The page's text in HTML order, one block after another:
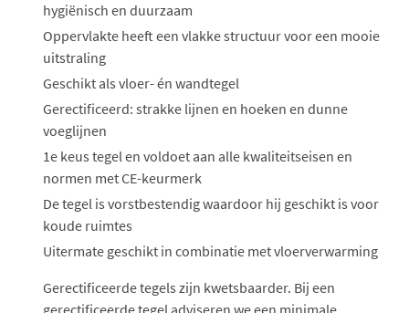
hygiënisch en duurzaam
Oppervlakte heeft een vlakke structuur voor een mooie
uitstraling
Geschikt als vloer- én wandtegel
Gerectificeerd: strakke lijnen en hoeken en dunne
voeglijnen
1e keus tegel en voldoet aan alle kwaliteitseisen en
normen met CE-keurmerk
De tegel is vorstbestendig waardoor hij geschikt is voor
koude ruimtes
Uitermate geschikt in combinatie met vloerverwarming
Gerectificeerde tegels zijn kwetsbaarder. Bij een